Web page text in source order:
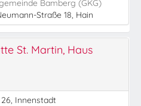
Bamberg (GKG)
Straße 18, Hain
St. Martin, Haus
Innenstadt